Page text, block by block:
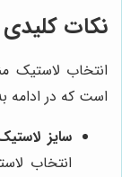
نکات
انتخاب لاستیک
است که در ادامه
سایز
انتخاب